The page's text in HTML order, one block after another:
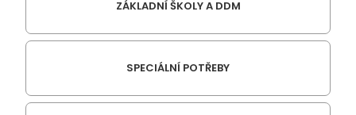
ZÁKLADNÍ ŠKOLY A DDM
SPECIÁLNÍ POTŘEBY